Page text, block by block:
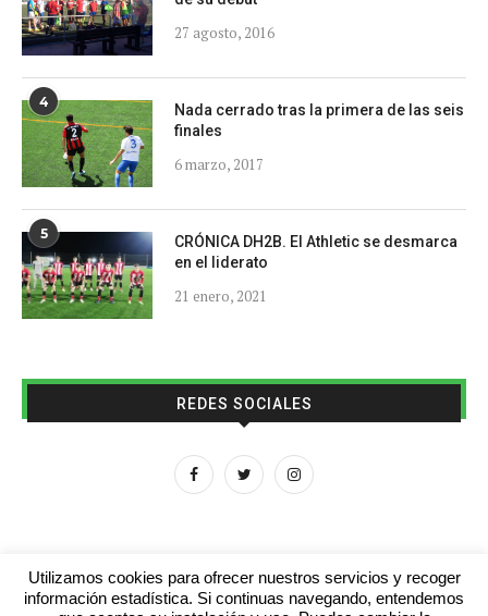
27 agosto, 2016
4
Nada cerrado tras la primera de las seis
finales
6 marzo, 2017
5
CRÓNICA DH2B. El Athletic se desmarca
en el liderato
21 enero, 2021
REDES SOCIALES
Utilizamos cookies para ofrecer nuestros servicios y recoger
información estadística. Si continuas navegando, entendemos